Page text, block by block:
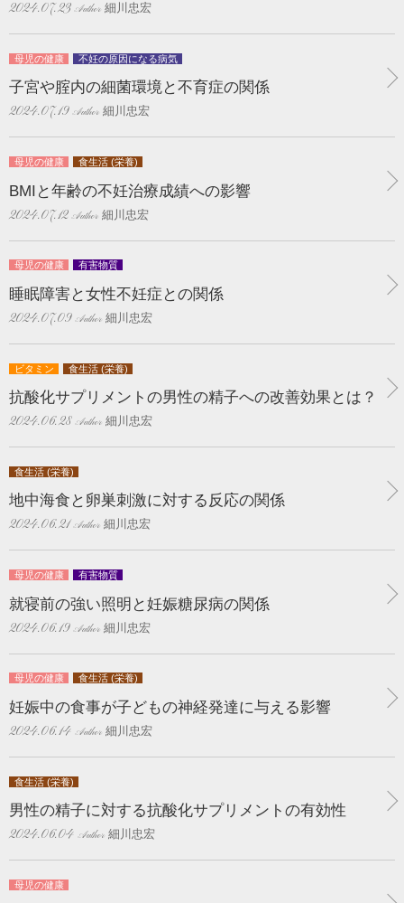
2024.07.23 細川忠宏
母児の健康 不妊の原因になる病気
子宮や腟内の細菌環境と不育症の関係
2024.07.19 細川忠宏
母児の健康 食生活 (栄養)
BMIと年齢の不妊治療成績への影響
2024.07.12 細川忠宏
母児の健康 有害物質
睡眠障害と女性不妊症との関係
2024.07.09 細川忠宏
ビタミン 食生活 (栄養)
抗酸化サプリメントの男性の精子への改善効果とは？
2024.06.28 細川忠宏
食生活 (栄養)
地中海食と卵巣刺激に対する反応の関係
2024.06.21 細川忠宏
母児の健康 有害物質
就寝前の強い照明と妊娠糖尿病の関係
2024.06.19 細川忠宏
母児の健康 食生活 (栄養)
妊娠中の食事が子どもの神経発達に与える影響
2024.06.14 細川忠宏
食生活 (栄養)
男性の精子に対する抗酸化サプリメントの有効性
2024.06.04 細川忠宏
母児の健康